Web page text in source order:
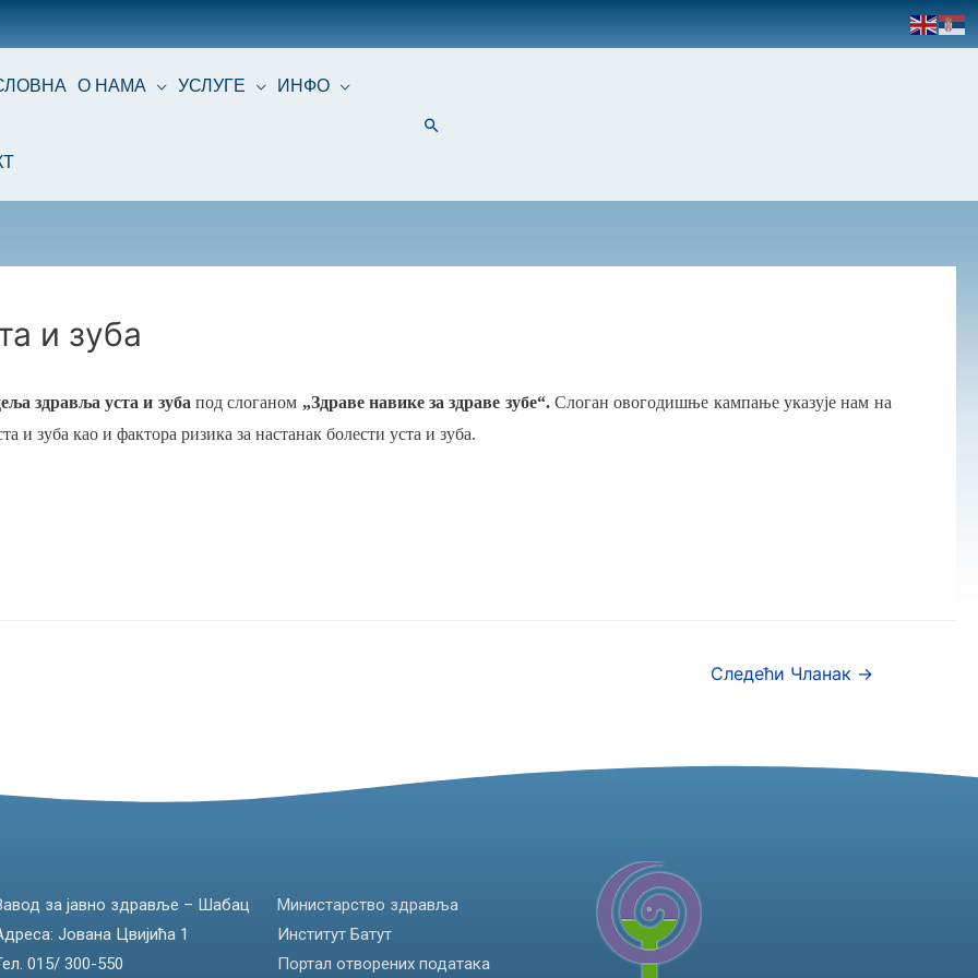
О НАМА УСЛУГЕ ИНФО
и зуба
здравља уста и зуба под слоганом „Здраве навике за здраве зубе“. Слоган овогодишње кампање указује нам на
и зуба као и фактора ризика за настанак болести уста и зуба.
Следећи Чланак →
за јавно здравље – Шабац
Јована Цвијића 1
015/ 300-550
Министарство здравља
Институт Батут
Портал отворених података